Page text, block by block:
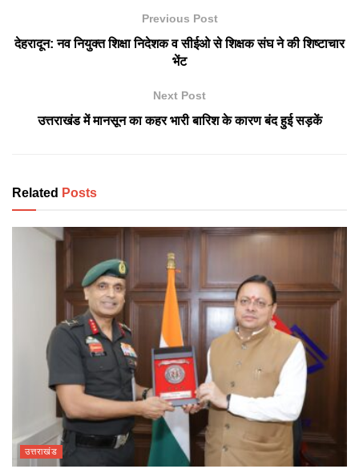
Previous Post
देहरादून: नव नियुक्त शिक्षा निदेशक व सीईओ से शिक्षक संघ ने की शिष्टाचार
भेंट
Next Post
उत्तराखंड में मानसून का कहर भारी बारिश के कारण बंद हुई सड़कें
Related Posts
उत्तराखंड